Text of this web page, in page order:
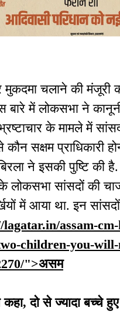
मुकदमा चलाने की
में लोकसभा ने कानूनी
के मामले में
सक्षम प्राधिकारी
ने इसकी पुष्टि की है.
लोकसभा सांसदों की
में आया था. इन
assam-
children-you-
">असम
दो से ज्यादा बच्चे